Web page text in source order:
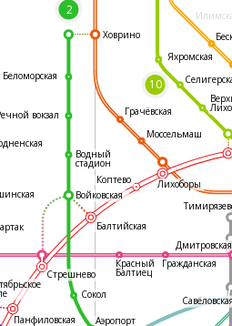
2
10
Ховрино
Грачёвская
Моссельмаш
Аэропорт
Сокол
Красный
Балтиец
Гражданская
Дмитровская
Коптево Лихоборы
Балтийская
Войковская
Водный
стадион
Стрешнево
Панфиловская
Яхромская
вокзал
Беломорская